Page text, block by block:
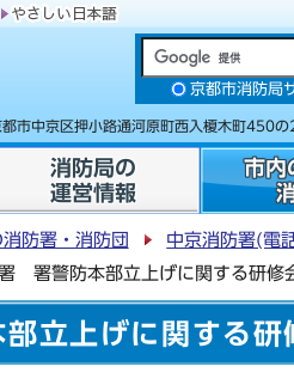
京都市消防局
中京区押小路通河原町西入榎木町450
消防局の
運営情報
市内
防署・消防団 中京消防署(
署警防本部立上げに関する研修
立上げに関する研